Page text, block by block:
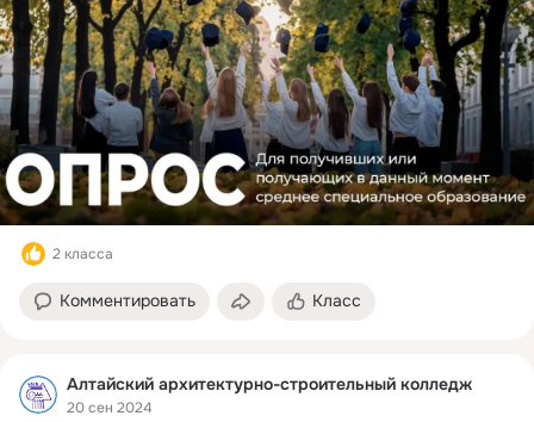
2 класса
Комментировать Класс
Алтайский архитектурно-строительный колледж
20 сен 2024